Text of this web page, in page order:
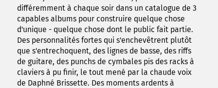
différemment à chaque soir dans un catalogue de 3
capables albums pour construire quelque chose
d'unique - quelque chose dont le public fait partie.
Des personnalités fortes qui s'enchevêtrent plutôt
que s'entrechoquent, des lignes de basse, des riffs
de guitare, des punchs de cymbales pis des racks à
claviers à pu finir, le tout mené par la chaude voix
de Daphné Brissette. Des moments ardents à